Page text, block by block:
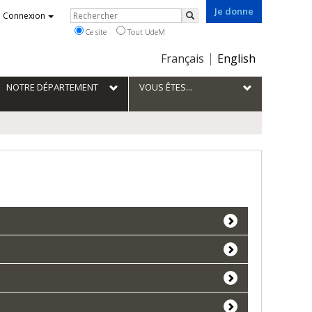
Je donne
Choix
la
langue
Français English
Connexion Rechercher
Rechercher
Ce site Tout UdeM
NOTRE DÉPARTEMENT VOUS ÊTES...